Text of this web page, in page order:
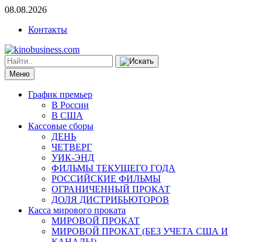
08.08.2026
Контакты
Меню
График премьер
В России
В США
Кассовые сборы
ДЕНЬ
ЧЕТВЕРГ
УИК-ЭНД
ФИЛЬМЫ ТЕКУЩЕГО ГОДА
РОССИЙСКИЕ ФИЛЬМЫ
ОГРАНИЧЕННЫЙ ПРОКАТ
ДОЛЯ ДИСТРИБЬЮТОРОВ
Касса мирового проката
МИРОВОЙ ПРОКАТ
МИРОВОЙ ПРОКАТ (БЕЗ УЧЕТА США И